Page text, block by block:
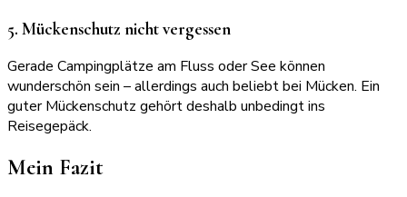
5. Mückenschutz nicht vergessen
Gerade Campingplätze am Fluss oder See können
wunderschön sein – allerdings auch beliebt bei Mücken. Ein
guter Mückenschutz gehört deshalb unbedingt ins
Reisegepäck.
Mein Fazit